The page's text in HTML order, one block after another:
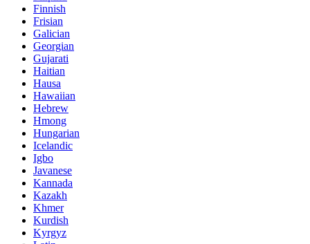
Finnish
Frisian
Galician
Georgian
Gujarati
Haitian
Hausa
Hawaiian
Hebrew
Hmong
Hungarian
Icelandic
Igbo
Javanese
Kannada
Kazakh
Khmer
Kurdish
Kyrgyz